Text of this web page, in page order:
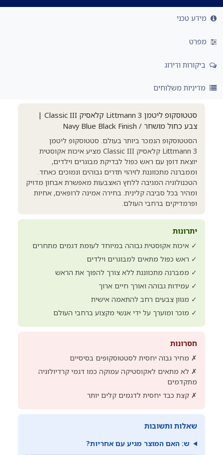
מידע טכני
מפרט
ביקורות ודירוג
מדיניות משלוחים
סטטוסקופ ליטמן Littmann 3 קלאסיק Classic III |
צבע כחול מושחר / Navy Blue Black Finish
הסטטוסקופ הנמכר ביותר בעולם. סטטוסקופ ליטמן
Littmann 3 קלאסיק Classic III מציע איכות אקוסטית
יוצאת דופן עם ראש כפול לבדיקת מבוגרים וילדים,
וממברנה מתכווננת לזיהוי תדרים גבוהים ונמוכים כאחד.
הטכנולוגיה המגיבה ללחץ האצבעות מאפשרת אבחון מדויק
ומהיר בכל סביבה קלינית. בחירה אמינה לרופאים, אחיות
ופרמדיקים ברחבי העולם.
יתרונות
✓ איכות אקוסטית גבוהה במיוחד לעומת דגמים מתחרים
✓ ראש כפול מתאים למבוגרים וילדים
✓ ממברנה מתכווננת ללא צורך להפוך את הראש
✓ עמידות גבוהה ואורך חיים ארוך
✓ מגוון צבעים רחב להתאמה אישית
✓ מוכר ומוערך על ידי אנשי מקצוע ברחבי העולם
חסרונות
✗ מחיר גבוה יחסית לסטטוסקופים בסיסיים
✗ לא מתאים לאקוסטיקה עמוקה כמו דגמי קרדיולוגיה
מתקדמים
✗ קצת כבד יחסית לדגמים קלים יותר
שאלות ותשובות
ש: האם המוצר מגיע עם אחריות?